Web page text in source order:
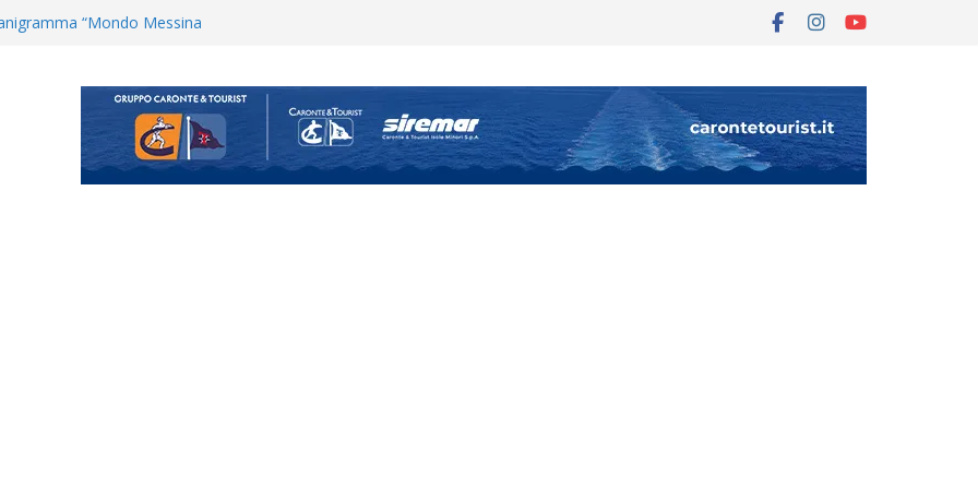
si alzano i ritmi tra lavoro
il terzino Matteo Guerriero
del girone I
i gironi 2026/27. Due